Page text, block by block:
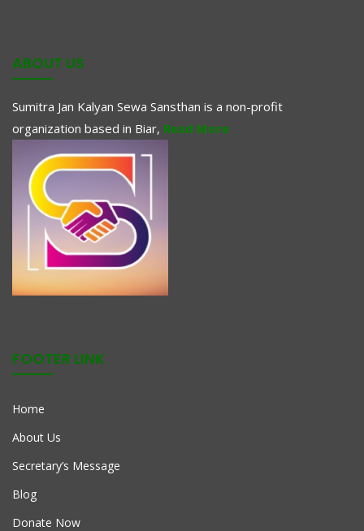
ABOUT US
Sumitra Jan Kalyan Sewa Sansthan is a non-profit
organization based in Biar, Read More
FOOTER LINK
Home
About Us
Secretary’s Message
Blog
Donate Now